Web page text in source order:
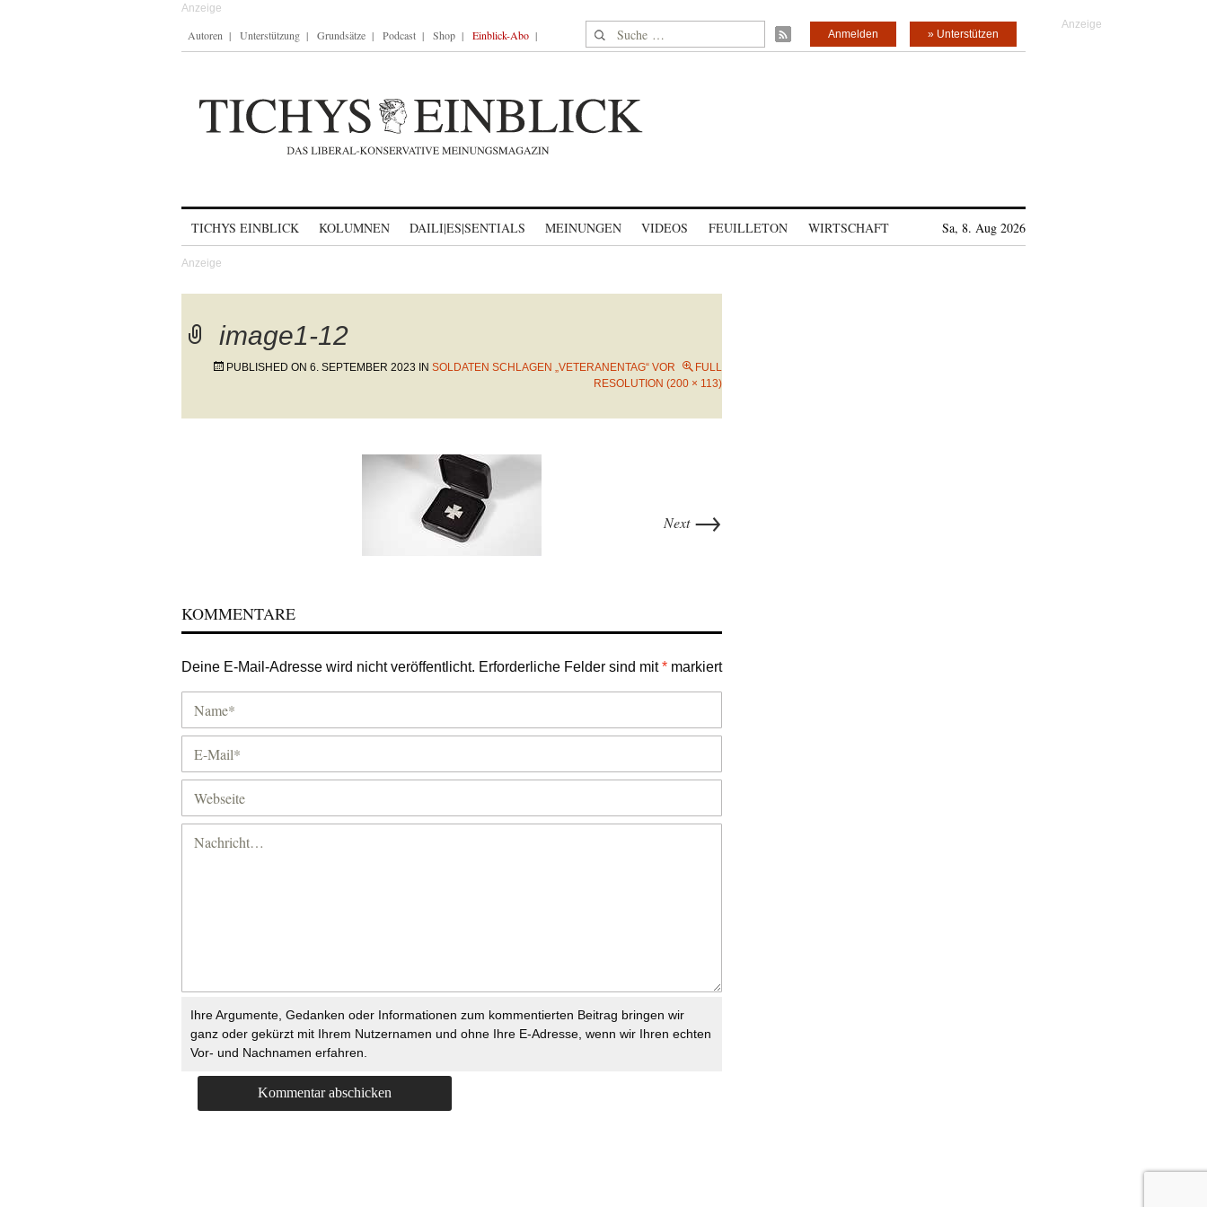
Autoren Unterstützung Grundsätze Podcast Shop Einblick-Abo Suche nach: » Unterstützen
Anmelden
TICHYS EINBLICK KOLUMNEN DAILI|ES|SENTIALS MEINUNGEN VIDEOS FEUILLETON WIRTSCHAFT Sa, 8. Aug 2026
image1-12
PUBLISHED ON 6. SEPTEMBER 2023 IN SOLDATEN SCHLAGEN „VETERANENTAG“ VOR
FULL
RESOLUTION (200 × 113)
Next →
KOMMENTARE
Deine E-Mail-Adresse wird nicht veröffentlicht. Erforderliche Felder sind mit* markiert
Ihre Argumente, Gedanken oder Informationen zum kommentierten Beitrag bringen wir
ganz oder gekürzt mit Ihrem Nutzernamen und ohne Ihre E-Adresse, wenn wir Ihren echten
Vor- und Nachnamen erfahren.